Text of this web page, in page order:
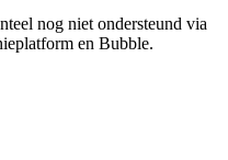
nog niet ondersteund via
en Bubble.